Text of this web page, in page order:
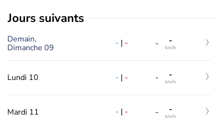
jours suivants
Demain,
Dimanche 09
- | - - -
km/h
Lundi 10 - | - - -
km/h
Mardi 11 - | - - -
km/h